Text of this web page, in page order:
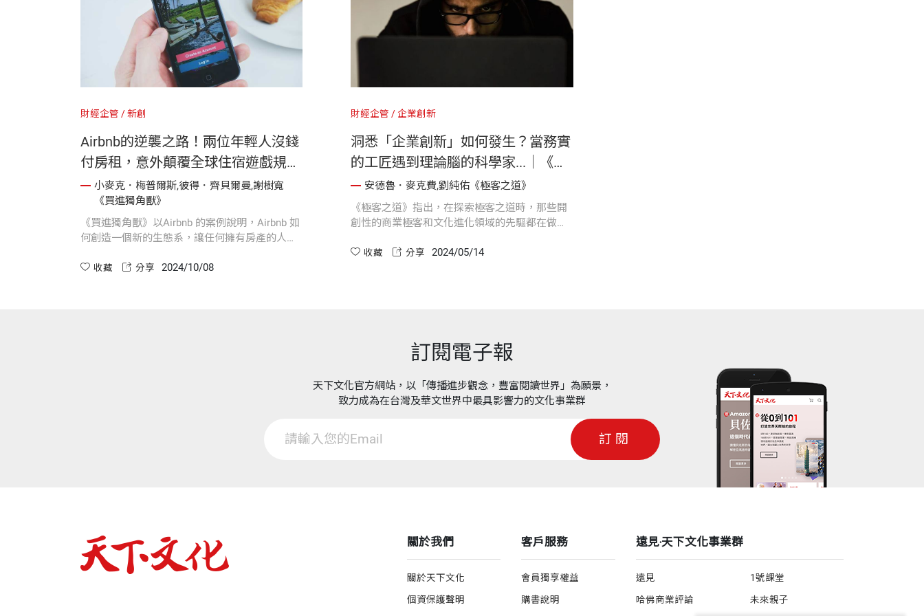
財經企管 新創
Airbnb的逆襲之路！兩位年輕人沒錢
付房租，意外顛覆全球住宿遊戲規則
｜《買進獨角獸》
小麥克．梅普爾斯,彼得．齊貝爾曼,謝樹寬
《買進獨角獸》
《買進獨角獸》以Airbnb 的案例說明，Airbnb 如
何創造一個新的生態系，讓任何擁有房產的人都
的想法。
收藏 分享 2024/10/08
財經企管 企業創新
洞悉「企業創新」如何發生？當務實
的工匠遇到理論腦的科學家...｜《極
客之道》
安德魯．麥克費,劉純佑《極客之道》
《極客之道》指出，在探索極客之道時，那些開
創性的商業極客和文化進化領域的先驅都在做有
作，尚未出現有意義的交集。本書的出現正是為
收藏 分享 2024/05/14
訂閱電子報
天下文化官方網站，以「傳播進步觀念，豐富閱讀世界」為願景，
致力成為在台灣及華文世界中最具影響力的文化事業群
訂閱
關於我們
關於天下文化
個資保護聲明
客戶服務
會員獨享權益
購書說明
遠見‧天下文化事業群
遠見
哈佛商業評論
1號課堂
未來親子